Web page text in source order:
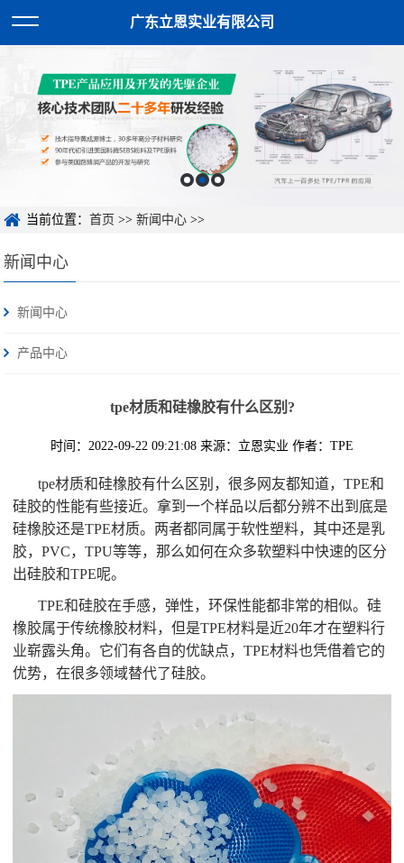
广东立恩实业有限公司
当前位置：首页 >>新闻中心 >>
新闻中心
新闻中心
产品中心
tpe材质和硅橡胶有什么区别?
时间：2022-09-22 09:21:08 来源：立恩实业 作者：TPE
tpe材质和硅橡胶有什么区别，很多网友都知道，TPE和
硅胶的性能有些接近。拿到一个样品以后都分辨不出到底是
硅橡胶还是TPE材质。两者都同属于软性塑料，其中还是乳
胶，PVC，TPU等等，那么如何在众多软塑料中快速的区分
出硅胶和TPE呢。
TPE和硅胶在手感，弹性，环保性能都非常的相似。硅
橡胶属于传统橡胶材料，但是TPE材料是近20年才在塑料行
业崭露头角。它们有各自的优缺点，TPE材料也凭借着它的
优势，在很多领域替代了硅胶。